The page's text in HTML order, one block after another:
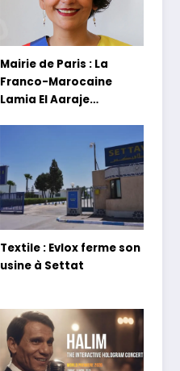
Mairie de Paris : La
Franco-Marocaine
Lamia El Aaraje
Textile : Evlox ferme son
usine à Settat